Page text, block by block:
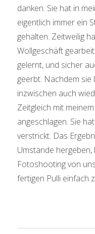
danken. Sie hat in
eigentlich immer ein
gehalten. Zeitweilig
Wollgeschäft
gelernt, und sicher
geerbt. Nachdem sie
inzwischen auch
Zeitgleich mit
angeschlagen. Sie
verstrickt. Das
Umstände
Fotoshooting von
fertigen Pulli einfach